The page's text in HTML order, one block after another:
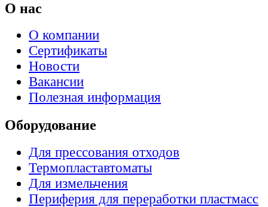
О нас
О компании
Сертификаты
Новости
Вакансии
Полезная информация
Оборудование
Для прессования отходов
Термопластавтоматы
Для измельчения
Периферия для переработки пластмасс